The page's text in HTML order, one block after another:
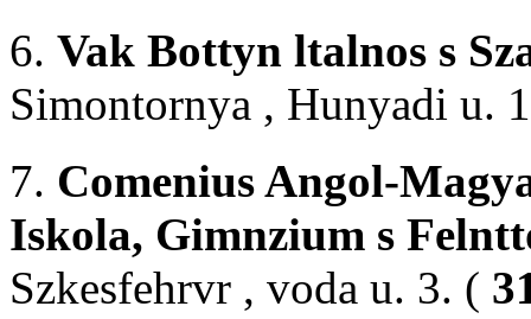
6. Vak Bottyn ltalnos s
Simontornya , Hunyadi u.
7. Comenius Angol-
Iskola, Gimnzium s
Szkesfehrvr , voda u. 3. (